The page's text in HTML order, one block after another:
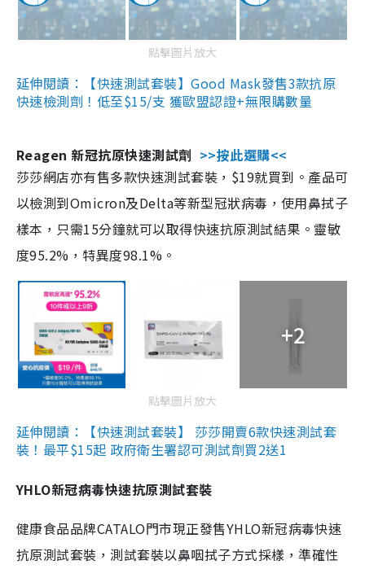
點擊圖片放大
延伸閱讀：【快速測試套裝】Good Mask發售3款抗原
快速檢測劑！低至$15/支 獲歐盟認證+無限購數量
Reagen 新冠抗原快速測試劑 >>按此選購<<
莎莎網店亦有售多款快速測試套裝，$19就買到。產品可
以檢測到Omicron及Delta等新型冠狀病毒，使用鼻拭子
樣本，只需15分鐘就可以取得快速抗原測試結果。靈敏
度95.2%，特異度98.1%。
+2
點擊圖片放大
延伸閱讀：【快速測試套裝】 莎莎開賣6款快速測試套
裝！最平$15起 政府衛生署認可測試劑買2送1
YHLO新冠病毒快速抗原測試套裝
健康食品品牌CATALO門市現正發售YHLO新冠病毒快速
抗原測試套裝，測試套裝以鼻咽拭子方式採樣，準確性